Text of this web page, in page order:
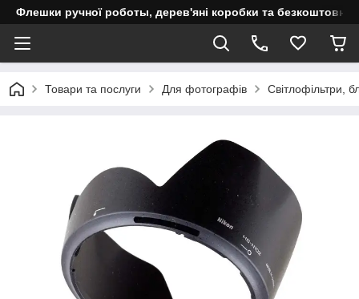
Флешки ручної роботы, дерев'яні коробки та безкоштовне
Товари та послуги Для фотографів Світлофільтри,